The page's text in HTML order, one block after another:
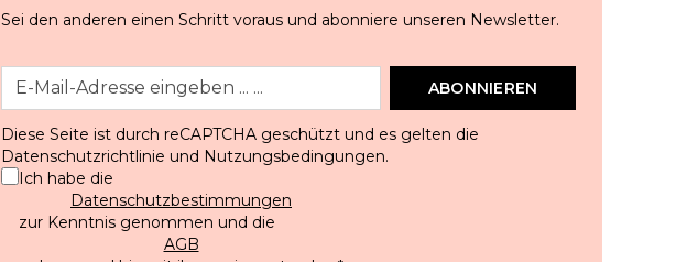
Sei den anderen einen Schritt voraus und abonniere unseren Newsletter.
ABONNIEREN
Diese Seite ist durch reCAPTCHA geschützt und es gelten die
Datenschutzrichtlinie und Nutzungsbedingungen.
Ich habe die
Datenschutzbestimmungen
zur Kenntnis genommen und die
AGB